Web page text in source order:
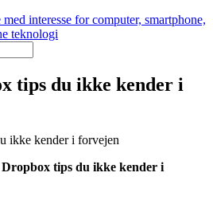
tips du ikke kender i
Dropbox tips du ikke kender i